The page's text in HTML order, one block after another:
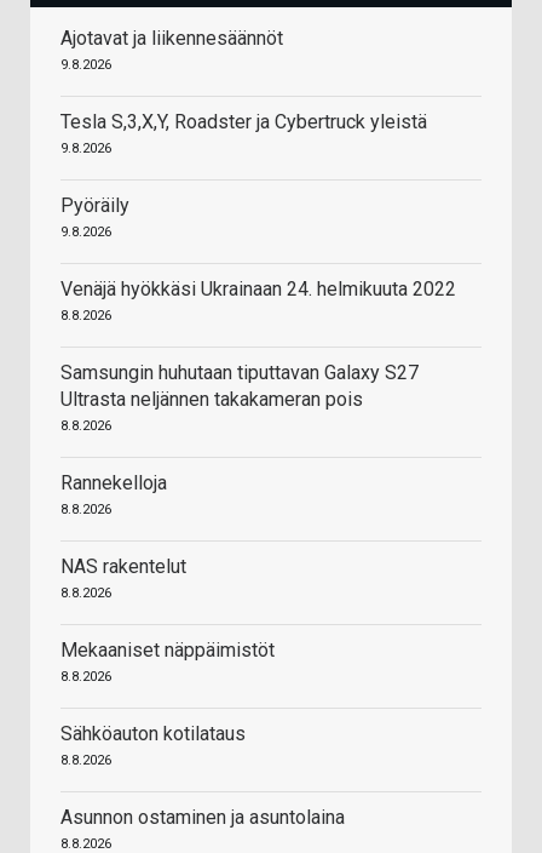
Ajotavat ja liikennesäännöt
9.8.2026
Tesla S,3,X,Y, Roadster ja Cybertruck yleistä
9.8.2026
Pyöräily
9.8.2026
Venäjä hyökkäsi Ukrainaan 24. helmikuuta 2022
8.8.2026
Samsungin huhutaan tiputtavan Galaxy S27
Ultrasta neljännen takakameran pois
8.8.2026
Rannekelloja
8.8.2026
NAS rakentelut
8.8.2026
Mekaaniset näppäimistöt
8.8.2026
Sähköauton kotilataus
8.8.2026
Asunnon ostaminen ja asuntolaina
8.8.2026